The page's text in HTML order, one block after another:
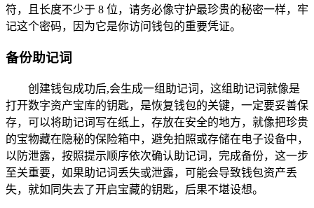
符，且长度不少于 8 位，请务必像守护最珍贵的秘密一样，牢
记这个密码，因为它是你访问钱包的重要凭证。
备份助记词
创建钱包成功后,会生成一组助记词，这组助记词就像是
打开数字资产宝库的钥匙，是恢复钱包的关键，一定要妥善保
存，可以将助记词写在纸上，存放在安全的地方，就像把珍贵
的宝物藏在隐秘的保险箱中，避免拍照或存储在电子设备中，
以防泄露，按照提示顺序依次确认助记词，完成备份，这一步
至关重要，如果助记词丢失或泄露，可能会导致钱包资产丢
失，就如同失去了开启宝藏的钥匙，后果不堪设想。